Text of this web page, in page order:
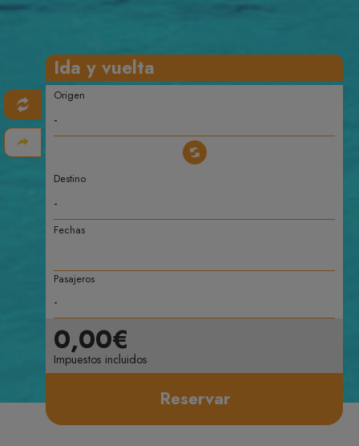
Ida y vuelta
Origen
Destino
Fechas
Pasajeros
0,00€
Impuestos incluidos
Reservar